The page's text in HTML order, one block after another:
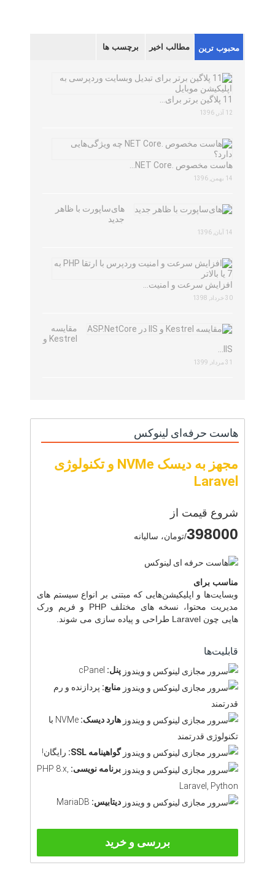
محبوب ترین مطالب اخیر برچسب ها
11 پلاگین برتر برای…
12 آذر, 1396
هاست مخصوص .NET Core…
14 بهمن, 1396
های‌ساپورت با ظاهر
جدید
14 آبان, 1396
افزایش سرعت و امنیت…
30 خرداد, 1398
مقایسه
Kestrel و
IIS…
31 مرداد, 1399
هاست حرفه‌ای لینوکس
مجهز به دیسک NVMe و تکنولوژی
Laravel
شروع قیمت از
398000/تومان، سالیانه
مناسب برای
وبسایت‌ها و اپلیکیشن‌هایی که مبتنی بر انواع سیستم های
مدیریت محتوا، نسخه های مختلف PHP و فریم ورک
هایی چون Laravel طراحی و پیاده سازی می شوند.
قابلیت‌ها
پنل:
منابع: پردازنده و رم
قدرتمند
هارد دیسک:
NVMe با
تکنولوژی قدرتمند
گواهینامه SSL:
رایگان!
برنامه نویسی: PHP 8.x,
Laravel, Python
دیتابیس: MariaDB
بررسی و خرید